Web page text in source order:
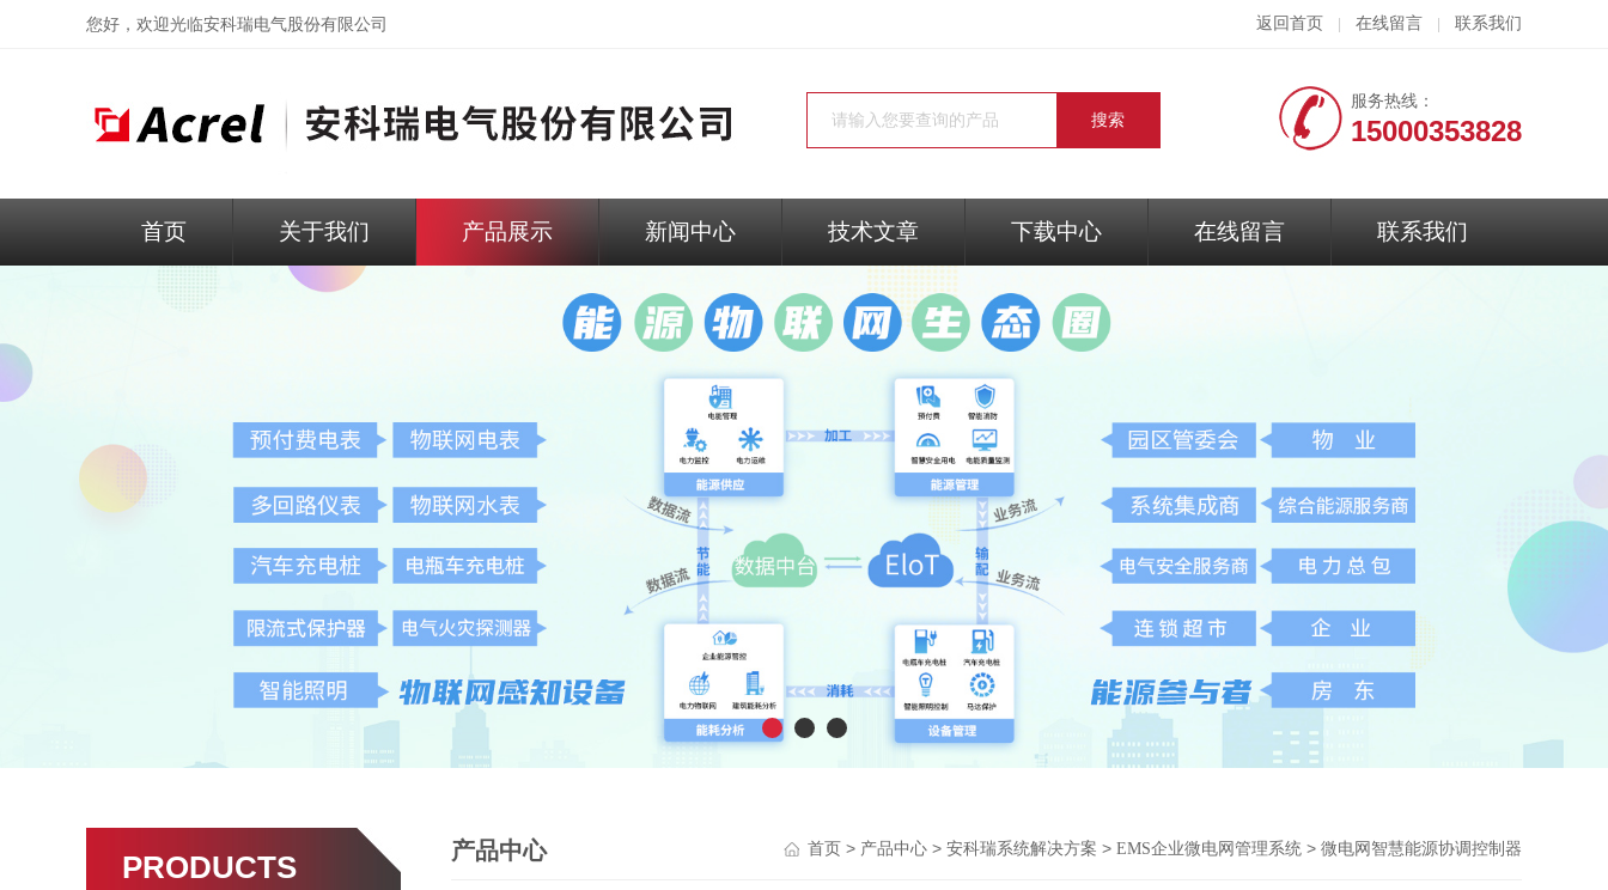
您好，欢迎光临安科瑞电气股份有限公司 返回首页 在线留言 联系我们
服务热线：
15000353828
首页 关于我们 产品展示 新闻中心 技术文章 下载中心 在线留言 联系我们
PRODUCTS 产品中心 首页 > 产品中心 > 安科瑞系统解决方案 > EMS企业微电网管理系统 > 微电网智慧能源协调控制器